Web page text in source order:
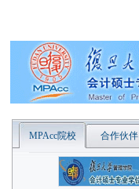
MPAcc院校 合作伙伴